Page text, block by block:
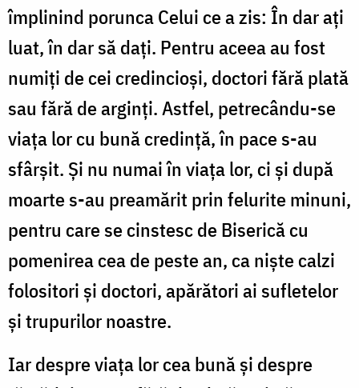
împlinind porunca Celui ce a zis: În dar ați
luat, în dar să dați. Pentru aceea au fost
numiți de cei credincioși, doctori fără plată
sau fără de arginți. Astfel, petrecându-se
viața lor cu bună credință, în pace s-au
sfârșit. Și nu numai în viața lor, ci și după
moarte s-au preamărit prin felurite minuni,
pentru care se cinstesc de Biserică cu
pomenirea cea de peste an, ca niște calzi
folositori și doctori, apărători ai sufletelor
și trupurilor noastre.
Iar despre viața lor cea bună și despre